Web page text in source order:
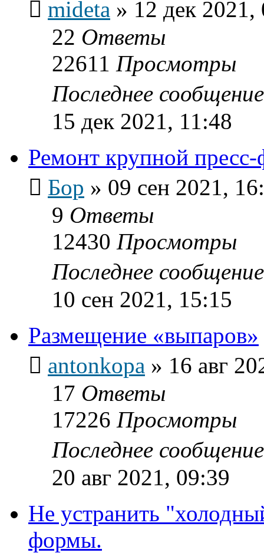
mideta » 12 дек 2021,
22 Ответы
22611 Просмотры
Последнее
15 дек 2021, 11:48
Ремонт крупной
Бор » 09 сен 2021,
9 Ответы
12430 Просмотры
Последнее
10 сен 2021, 15:15
Размещение «выпаров»
antonkopa » 16 авг
17 Ответы
17226 Просмотры
Последнее
20 авг 2021, 09:39
Не устранить
формы.